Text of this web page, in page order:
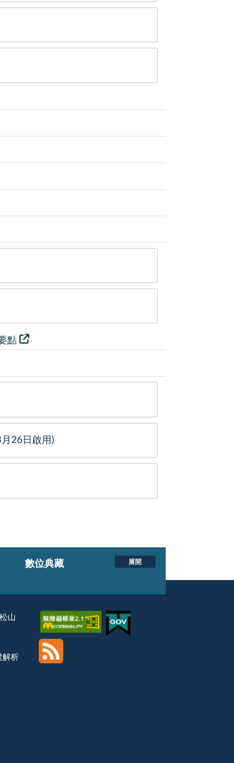
點
26日啟用)
展開
數位典藏
山
解析